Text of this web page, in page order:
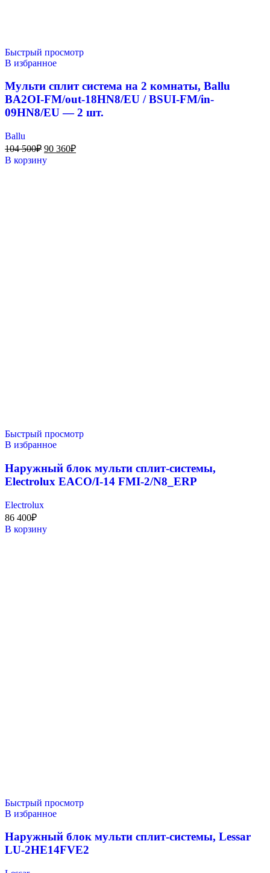
Быстрый просмотр
В избранное
Мульти сплит система на 2 комнаты, Ballu
BA2OI-FM/out-18HN8/EU / BSUI-FM/in-
09HN8/EU — 2 шт.
Ballu
104 500₽ 90 360₽
В корзину
Быстрый просмотр
В избранное
Наружный блок мульти сплит-системы,
Electrolux EACO/I-14 FMI-2/N8_ERP
Electrolux
86 400₽
В корзину
Быстрый просмотр
В избранное
Наружный блок мульти сплит-системы, Lessar
LU-2HE14FVE2